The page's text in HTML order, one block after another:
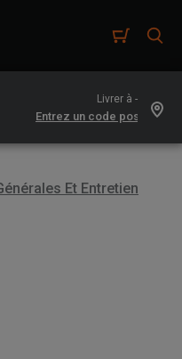
Livrer à -
Et Entretien